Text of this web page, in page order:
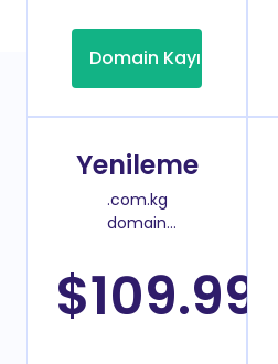
Domain Kayıt
Yenileme
.com.kg
domain
fiyatı
$109.99